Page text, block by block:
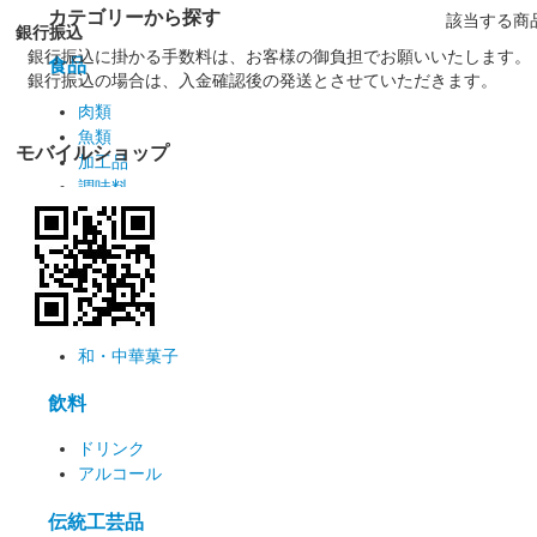
該当する商
カテゴリーから探す
食品
肉類
魚類
加工品
調味料
漬物
麺類
お菓子
洋菓子
和・中華菓子
飲料
ドリンク
アルコール
伝統工芸品
銀行振込
銀行振込に掛かる手数料は、お客様の御負担でお願いいたします。
銀行振込の場合は、入金確認後の発送とさせていただきます。
モバイルショップ